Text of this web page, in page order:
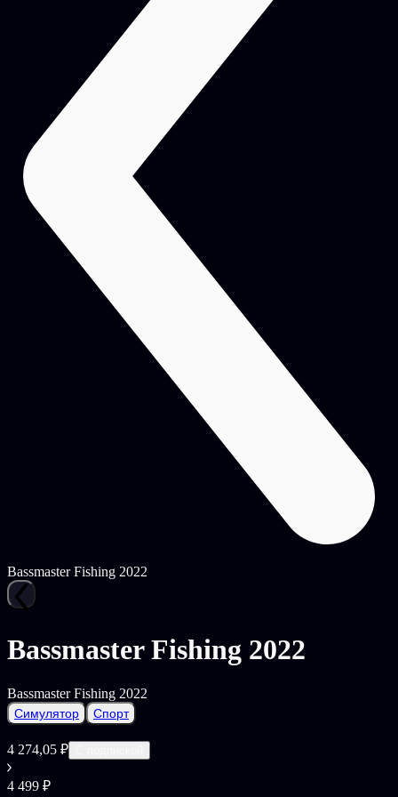
Bassmaster Fishing 2022
Bassmaster Fishing 2022
Bassmaster Fishing 2022
Симулятор Спорт
4 274,05 ₽
4 499 ₽